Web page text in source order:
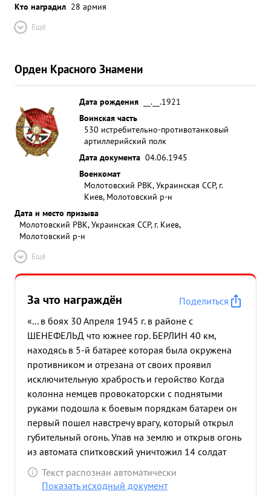
Кто наградил 28 армия
Ещё
Орден Красного Знамени
Дата рождения
__.__.1921
Воинская часть
530 истребительно-противотанковый
артиллерийский полк
Дата документа 04.06.1945
Военкомат
Молотовский РВК, Украинская ССР, г.
Киев, Молотовский р-н
Дата и место призыва
Молотовский РВК, Украинская ССР, г. Киев,
Молотовский р-н
Ещё
За что награждён
Поделиться
«... в боях 30 Апреля 1945 г. в районе с
ШЕНЕФЕЛЬД что южнее гор. БЕРЛИН 40 км,
находясь в 5-й батарее которая была окружена
противником и отрезана от своих проявил
исключительную храбрость и геройство Когда
колонна немцев провокаторски с поднятыми
руками подошла к боевым порядкам батареи он
первый пошел навстречу врагу, который открыл
губительный огонь. Упав на землю и открыв огонь
из автомата спитковский уничтожил 14 солдат
противника. Когда вышел из строя командир
взвода лейтенант ХОМЕНКО, тов, спитковский
Текст распознан автоматически
Показать исходный документ